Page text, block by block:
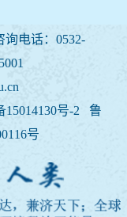
电话： 0532-
号-2
鲁
号